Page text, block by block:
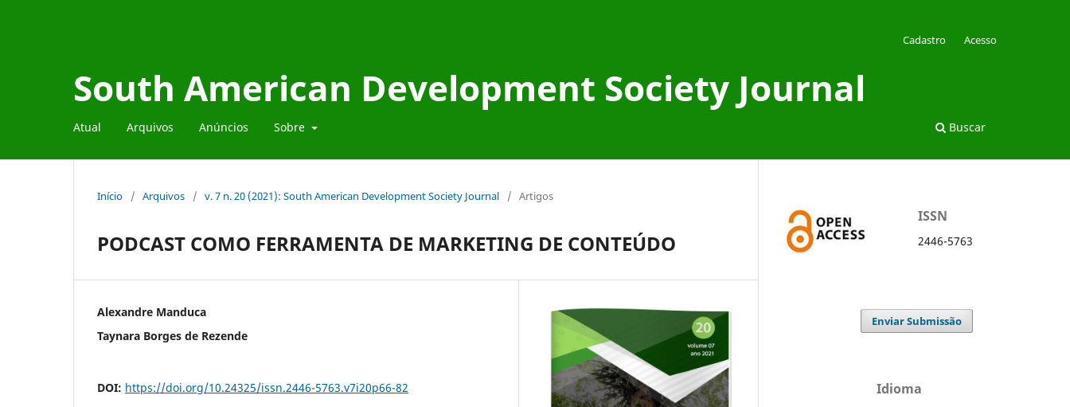
South American Development Society Journal
Atual Arquivos Anúncios Sobre Buscar
Cadastro Acesso
Início / Arquivos / v. 7 n. 20 (2021): South American Development Society Journal / Artigos
PODCAST COMO FERRAMENTA DE MARKETING DE CONTEÚDO
Alexandre Manduca
Taynara Borges de Rezende
DOI: https://doi.org/10.24325/issn.2446-5763.v7i20p66-82
ISSN
2446-5763
Enviar Submissão
Idioma